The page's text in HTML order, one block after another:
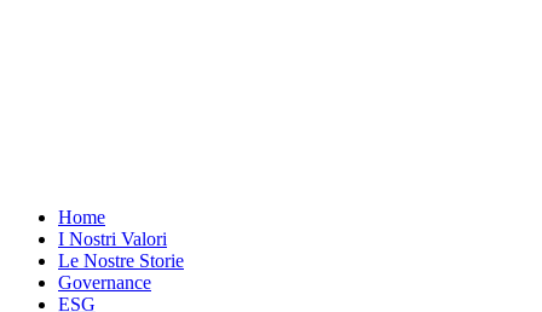
Home
I Nostri Valori
Le Nostre Storie
Governance
ESG